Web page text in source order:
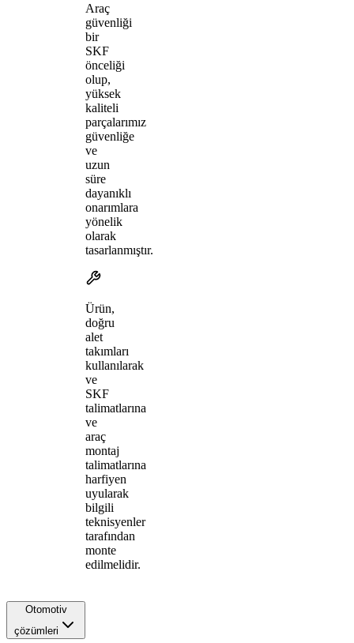
Araç
güvenliği
bir
SKF
önceliği
olup,
yüksek
kaliteli
parçalarımız
güvenliğe
ve
uzun
süre
dayanıklı
onarımlara
yönelik
olarak
tasarlanmıştır.
Ürün,
doğru
alet
takımları
kullanılarak
ve
SKF
talimatlarına
ve
araç
montaj
talimatlarına
harfiyen
uyularak
bilgili
teknisyenler
tarafından
monte
edilmelidir.
Otomotiv
çözümleri